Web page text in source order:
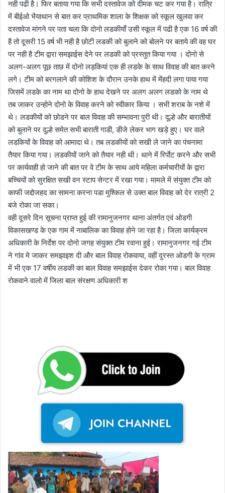
नही पढी है। फिर बताया गया कि सभी दस्तावेज को दीमक चट कर गया है। रात्रि
में बीईओ भैयाथान से बात कर प्राथमिक शाला के शिक्षक को स्कूल खुलवा कर
दस्तावेज मांगने पर पता चला कि दोनो लडकीयाँ उसी स्कूल में पढी है एक 16 वर्ष की
है तो दूसरी 15 वर्ष भी नही है छोटी लडकी को बुलाने को बोलने पर बताये की वह घर
पर नही है टीम द्वारा समझाईस देने पर लडकी को प्रस्तुत किया गया । दोनो से
अलग-अलग पूछ ताछ में दोनो लड़कियां एक ही लडके के साथ विवाह की बात करने
लगे। टीम को बरगलाने की कोशिश के दौरान उनके हाथ में मेंहदी लगा पाया गया
जिसमें लडके का नाम था दोनो के हाथ देखने पर अलग अलग लडको के नाम थे
तब जाकर उन्होने दोनो के विवाह करने को स्वीकार किया । सभी शराब के नशे में
थे। लडकीयों को छोडने पर बाल विवाह की सम्भावना पुरी थी। दूल्हे और बारातीयों
को बुलाने पर दुल्हे समेत सभी बाराती गाडी, डीजे लेकर भाग खड़े हुए। घर वाले
लडकियों के विवाह को आमादा थे। तब लडकीयों को सखी ले जाने का पंचनामा
तैयार किया गया। लडकीयों जाने को तैयार नही थी। थाने में रिर्पाेट करने और सभी
पर कार्यवाही हो जाने की बात पर वे टीम के साथ आये महिला कर्मचारीयों के द्वारा
बच्चियों को सुरक्षित सखी वन स्टाप सेन्टर में रखा गया। मामले में संयुक्त टीम को
काफी जद्दोजहद का सामना करना पडा मुश्किल से उक्त बाल विवाह को देर रात्री 2
बजे रोका जा सका।
वही दूसरे दिन सूचना प्राप्त हुई की रामानुजनगर थाना अंतर्गत एवं ओडगी
विकासखण्ड के एक गाम में नाबालिक का विवाह होने जा रहा है। जिला कार्यक्रम
अधिकारी के निर्देश पर दोनो जगह संयुक्त टीम रवाना हुई। रामानुजनगर गई टीम
ने गांव मे जाकर समझाइश दी और बाल विवाह रोकवाया, वहीं दुरस्त ओडगी के ग्राम
में भी एक 17 वर्षीय लडकी का बाल विवाह समझाईस देकर रोका गया। बाल विवाह
रोकवाने वालो में जिला बाल संरक्षण अधिकारी श